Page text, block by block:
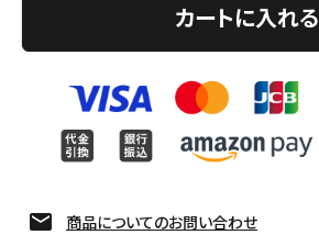
カートに入れる
商品についてのお問い合わせ